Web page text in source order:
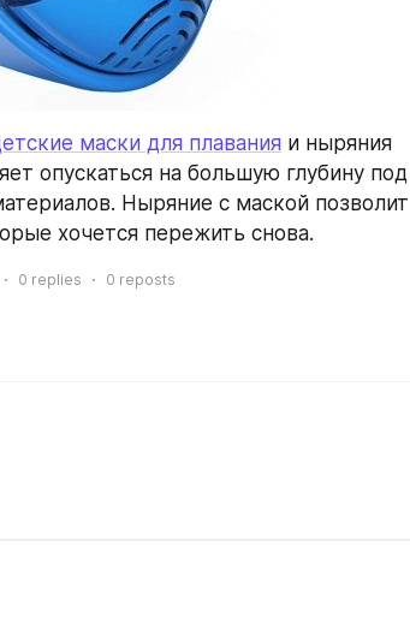
маски для плавания и ныряния
опускаться на большую глубину под
Ныряние с маской позволит
хочется пережить снова.
0 replies 0 reposts